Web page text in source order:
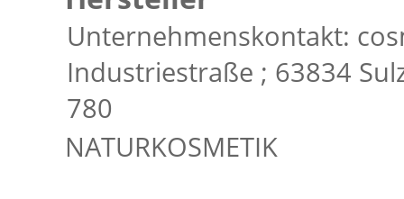
Unternehmenskontakt:
Industriestraße ; 63834
78­0
NATURKOSMETIK